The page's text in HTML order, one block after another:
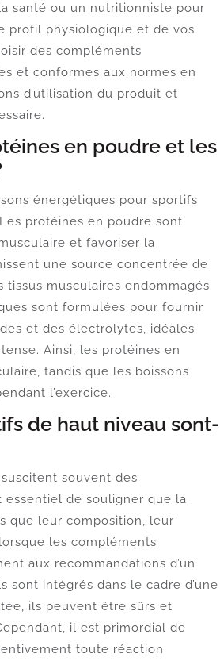
santé ou un nutritionniste pour
profil physiologique et de vos
des compléments
et conformes aux normes en
d’utilisation du produit et
en poudre et les
énergétiques pour sportifs
protéines en poudre sont
et favoriser la
une source concentrée de
musculaires endommagés
sont formulées pour fournir
et des électrolytes, idéales
Ainsi, les protéines en
tandis que les boissons
l’exercice.
de haut niveau sont-
souvent des
de souligner que la
que leur composition, leur
les compléments
aux recommandations d’un
sont intégrés dans le cadre d’une
ils peuvent être sûrs et
il est primordial de
toute réaction